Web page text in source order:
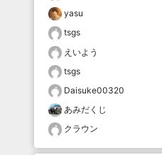
yasu
tsgs
えいよう
tsgs
Daisuke00320
あみだくじ
クラウン